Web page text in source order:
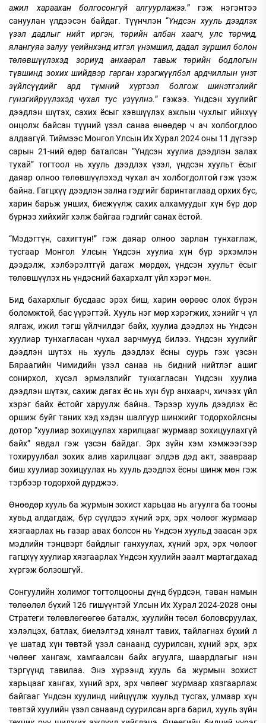
ажил хараахан болгосонгүй алгуурлажээ.” гэж нэгэнтээ
сануулан үлдээсэн байдаг. Түүнчлэн “Үндсэн хууль дээдлэх
үзэл дадлыг нийт иргэн, төрийн албан хаагч, улс төрчид,
ялангуяа залуу үеийнхэнд итгэл үнэмшил, дадал зуршил болон
төлөвшүүлэхэд зориуд анхаарал тавьж төрийн бодлогын
түвшинд зохих шийдвэр гарган хэрэгжүүлбэл ардчиллын үнэт
зүйлсүүдийг ард түмний хүртээл болгож шинэтгэлийг
гүнзгийрүүлэхэд чухал тус үзүүлнэ.” гэжээ. Үндсэн хуулийг
дээдлэн шүтэх, сахих ёсыг хэвшүүлэх ажлын чухлыг ийнхүү
онцолж байсан түүний үзэл санаа өнөөдөр ч ач холбогдлоо
алдаагүй. Тиймээс Монгол Улсын Их Хурал 2024 оны 11 дүгээр
сарын 21-ний өдөр баталсан “Үндсэн хуулиа дээдлэн залах
тухай” тогтоол нь хууль дээдлэх үзэл, үндсэн хуульт ёсыг
даяар олноо төлөвшүүлэхэд чухал ач холбогдолтой гэж үзэж
байна. Гагцхүү дээдлэн зална гэдгийг баринтаглаад орхих бус,
харин барьж унших, биежүүлж сахих алхамуудыг хүн бүр дор
бүрнээ хийхийг хэлж байгаа гэдгийг санах ёстой.
“Мэдэгтүн, сахигтун!” гэж даяар олноо зарлан тунхаглаж,
тусгаар Монгол Улсын Үндсэн хуулиа хүн бүр эрхэмлэн
дээдэлж, хэлбэрэлтгүй дагаж мөрдөх, үндсэн хуульт ёсыг
төлөвшүүлэх нь үндэсний бахархалт үйл хэрэг мөн.
Бид бахархлыг бусдаас эрэх биш, харин өөрөөс олох бүрэн
боломжтой, бас үүрэгтэй. Хууль нэг мөр хэрэгжих, хэнийг ч үл
ялгаж, ижил тэгш үйлчилдэг байх, хуулиа дээдлэх нь Үндсэн
хуулиар тунхагласан чухал зарчмууд билээ. Үндсэн хуулийг
дээдлэн шүтэх нь хууль дээдлэх ёсны суурь гэж үзсэн
Бяраагийн Чимидийн үзэл санаа нь бидний нийтлэг ашиг
сонирхол, хүсэл эрмэлзлийг тунхагласан Үндсэн хуулиа
дээдлэн шүтэх, сахиж дагах ёс нь хүн бүр анхаарч, хичээх үйл
хэрэг байх ёстойг харуулж байна. Тэрээр хууль дээдлэх ёс
оршиж буйг таних хэд хэдэн шалгуур шинжийг тодорхойлсны
дотор “хуулиар зохицуулах харилцааг журмаар зохицуулахгүй
байх” явдал гэж үзсэн байдаг. Эрх зүйн хэм хэмжээгээр
тохируулбал зохих алив харилцааг элдэв дэд акт, заавраар
биш хуулиар зохицуулах нь хууль дээдлэх ёсны шинж мөн гэж
тэрбээр тодорхой дурджээ.
Өнөөдөр хууль ба журмын зохист харьцаа нь агуулга ба тооны
хувьд алдагдаж, бүр сүүлдээ хүний эрх, эрх чөлөөг журмаар
хязгаарлах нь газар авах болсон нь Үндсэн хуульд заасан эрх
мэдлийн тэнцвэрт байдлыг ганхуулах, хүний эрх, эрх чөлөөг
гагцхүү хуулиар хязгаарлах Үндсэн хуулийн заалт мартагдахад
хүргэж болзошгүй.
Сонгуулийн холимог тогтолцооны дүнд бүрдсэн, таван намын
төлөөлөл бүхий 126 гишүүнтэй Улсын Их Хурал 2024-2028 оны
Стратеги төлөвлөгөөгөө баталж, хуулийн төсөл боловсруулах,
хэлэлцэх, батлах, биелэлтэд хяналт тавих, тайлагнах бүхий л
үе шатад хүн төвтэй үзэл санаанд суурилсан, хүний эрх, эрх
чөлөөг хангаж, хамгаалсан байх агуулга, шаардлагыг нэн
тэргүүнд тавилаа. Энэ хүрээнд хууль ба журмын зохист
харьцааг хангах, хүний эрх, эрх чөлөөг журмаар хязгаарлаж
байгааг Үндсэн хуулинд нийцүүлж хуульд тусгах, улмаар хүн
төвтэй хуулийн үзэл санаанд суурилсан арга барил, хууль зүйн